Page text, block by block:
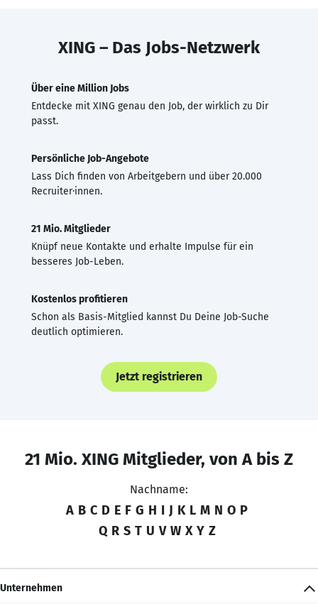
XING – Das Jobs-Netzwerk
Über eine Million Jobs
Entdecke mit XING genau den Job, der wirklich zu Dir
passt.
Persönliche Job-Angebote
Lass Dich finden von Arbeitgebern und über 20.000
Recruiter·innen.
21 Mio. Mitglieder
Knüpf neue Kontakte und erhalte Impulse für ein
besseres Job-Leben.
Kostenlos profitieren
Schon als Basis-Mitglied kannst Du Deine Job-Suche
deutlich optimieren.
Jetzt registrieren
21 Mio. XING Mitglieder, von A bis Z
Nachname:
A B C D E F G H I J K L M N O P
Q R S T U V W X Y Z
Unternehmen